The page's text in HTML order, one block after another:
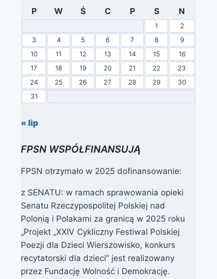
P
W Ś C P S N
1
2
3
4 5 6 7 8
9
10
11 12 13 14 15
16
17
18 19 20 21 22
23
24
25 26 27 28 29
30
31
« lip
FPSN WSPÓŁFINANSUJĄ
FPSN otrzymało w 2025 dofinansowanie:
z SENATU: w ramach sprawowania opieki
Senatu Rzeczypospolitej Polskiej nad
Polonią i Polakami za granicą w 2025 roku
„Projekt „XXIV Cykliczny Festiwal Polskiej
Poezji dla Dzieci Wierszowisko, konkurs
recytatorski dla dzieci” jest realizowany
przez Fundację Wolność i Demokrację.